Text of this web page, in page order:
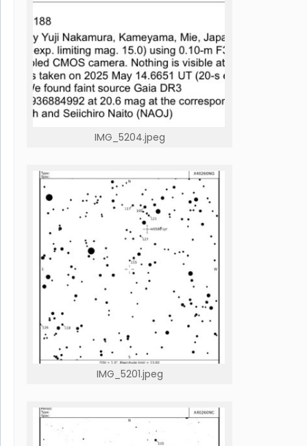
IMG_5204.jpeg
IMG_5201.jpeg